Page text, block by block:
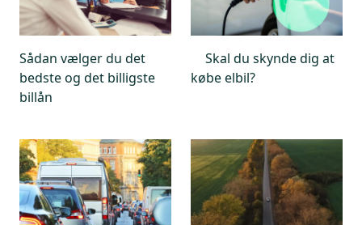
Sådan vælger du det
bedste og det billigste
billån
Skal du skynde dig at
købe elbil?